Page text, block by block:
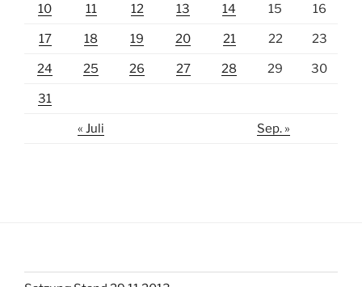
10 11 12 13 14 15 16
17 18 19 20 21 22 23
24 25 26 27 28 29 30
31
« Juli Sep. »